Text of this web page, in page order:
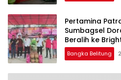
Pertamina
Sumbagsel
Beralih ke
Trade In di
Bangka Belitung